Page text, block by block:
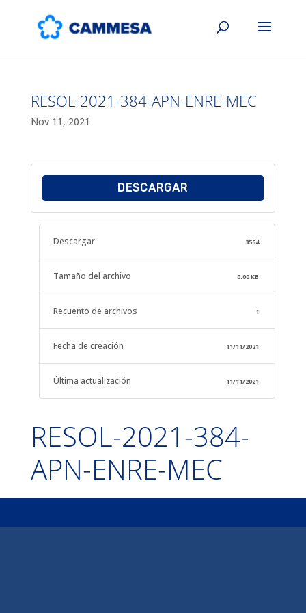
RESOL-2021-384-APN-ENRE-MEC
Nov 11, 2021
DESCARGAR
Descargar 3554
Tamaño del archivo 0.00 KB
Recuento de archivos 1
Fecha de creación 11/11/2021
Última actualización 11/11/2021
RESOL-2021-384-
APN-ENRE-MEC